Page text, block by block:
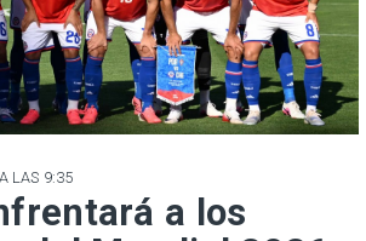
LAS 9:35
a los